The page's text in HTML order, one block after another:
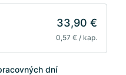
33,90 €
0,57 € / kap.
dní